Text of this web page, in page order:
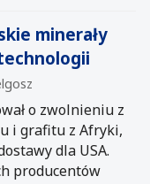
minerały
o zwolnieniu z
i grafitu z Afryki,
dla USA.
producentów